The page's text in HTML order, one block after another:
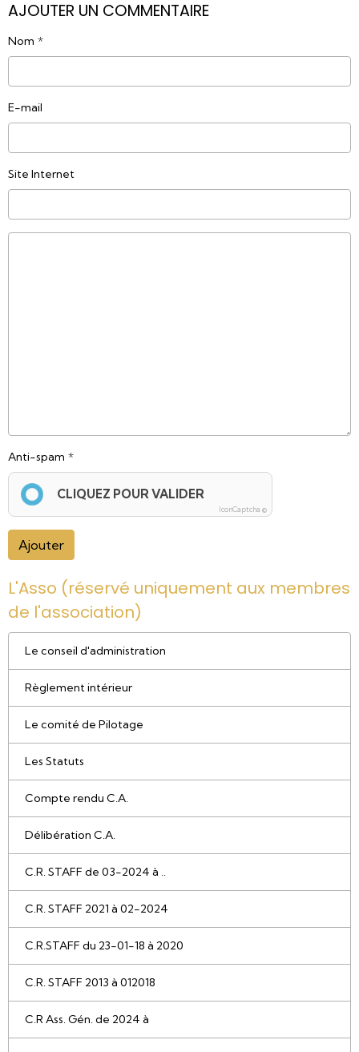
AJOUTER UN COMMENTAIRE
Nom
E-mail
Site Internet
Anti-spam
CLIQUEZ POUR VALIDER
IconCaptcha ©
Ajouter
L'Asso (réservé uniquement aux membres
de l'association)
Le conseil d'administration
Règlement intérieur
Le comité de Pilotage
Les Statuts
Compte rendu C.A.
Délibération C.A.
C.R. STAFF de 03-2024 à ..
C.R. STAFF 2021 à 02-2024
C.R.STAFF du 23-01-18 à 2020
C.R. STAFF 2013 à 012018
C.R Ass. Gén. de 2024 à